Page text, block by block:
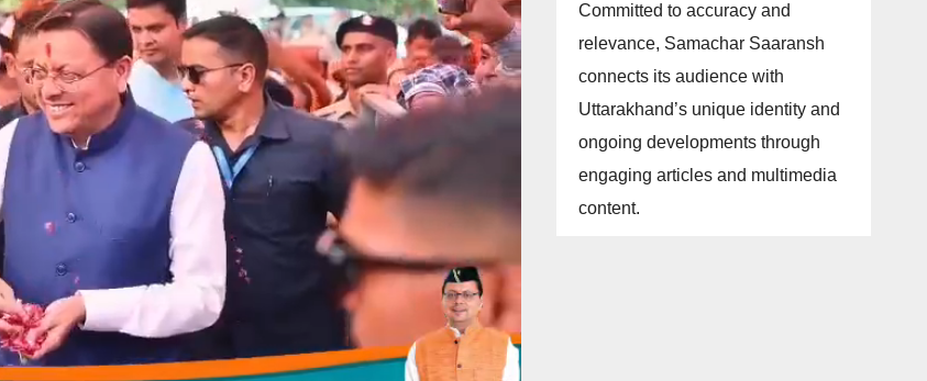
Committed to accuracy and
relevance, Samachar Saaransh
connects its audience with
Uttarakhand’s unique identity and
ongoing developments through
engaging articles and multimedia
content.